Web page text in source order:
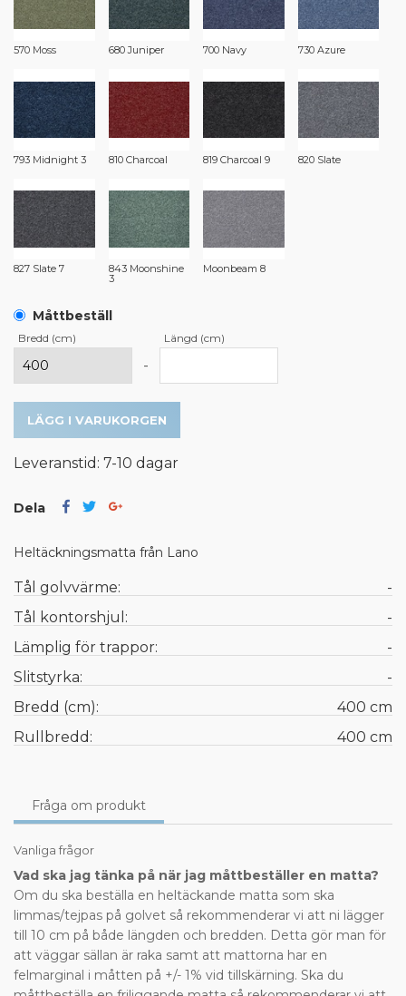
570 Moss 680 Juniper 700 Navy 730 Azure
793 Midnight 3 810 Charcoal 819 Charcoal 9 820 Slate
827 Slate 7 843 Moonshine
3
Moonbeam 8
Måttbeställ
Bredd (cm)
-
Längd (cm)
LÄGG I VARUKORGEN
Leveranstid: 7-10 dagar
Dela
Heltäckningsmatta från Lano
Tål golvvärme:
-
Tål kontorshjul:
-
Lämplig för trappor:
-
Slitstyrka:
-
Bredd (cm):
400 cm
Rullbredd:
400 cm
Fråga om produkt
Vanliga frågor
Vad ska jag tänka på när jag måttbeställer en matta?
Om du ska beställa en heltäckande matta som ska
limmas/tejpas på golvet så rekommenderar vi att ni lägger
till 10 cm på både längden och bredden. Detta gör man för
att väggar sällan är raka samt att mattorna har en
felmarginal i måtten på +/- 1% vid tillskärning. Ska du